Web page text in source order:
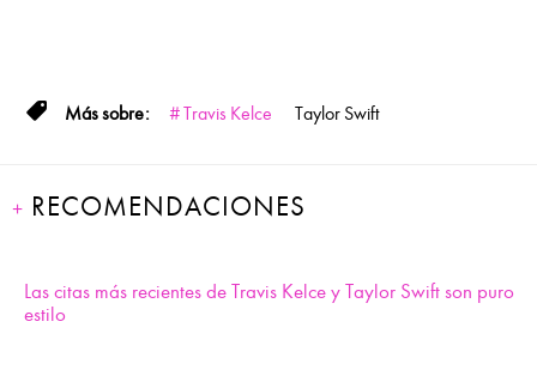
Travis Kelce Taylor Swift
RECOMENDACIONES
Las citas más recientes de Travis Kelce y Taylor Swift son puro
estilo